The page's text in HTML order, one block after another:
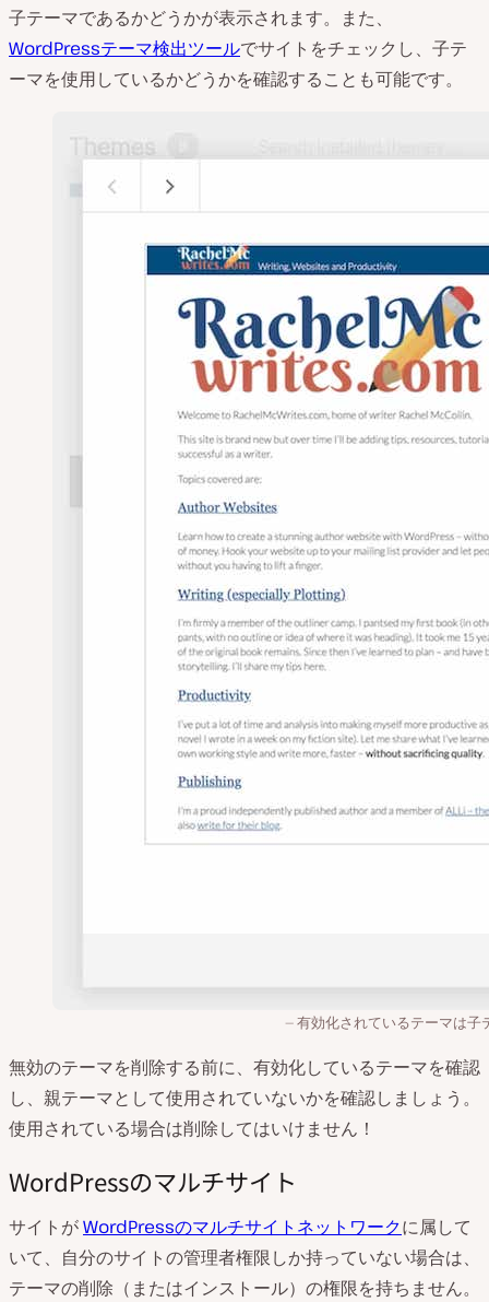
子テーマであるかどうかが表示されます。また、
WordPressテーマ検出ツールでサイトをチェックし、子テ
ーマを使用しているかどうかを確認することも可能です。
有効化されているテーマは子
無効のテーマを削除する前に、有効化しているテーマを確認
し、親テーマとして使用されていないかを確認しましょう。
使用されている場合は削除してはいけません！
WordPressのマルチサイト
サイトがWordPressのマルチサイトネットワークに属して
いて、自分のサイトの管理者権限しか持っていない場合は、
テーマの削除（またはインストール）の権限を持ちません。